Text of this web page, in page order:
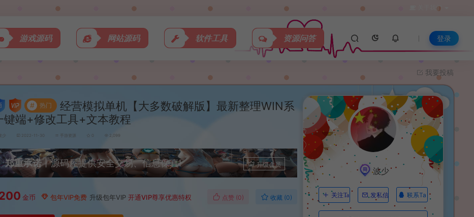
关于我们
游戏源码 网站源码 软件工具 资源问答 登录
我要投稿
# 热门
经营模拟单机【大多数破解版】最新整理WIN系
键端+修改工具+文本教程
少 2022-11-30 手游资源 0 2,099
郑重承诺丨源码屋提供安全交易、信息保真! 升级会员
金币 包年VIP免费 升级包年VIP 开通VIP尊享优惠特权 点赞 (0) 收藏 (0)
波少
关注Ta 发私信 联系Ta